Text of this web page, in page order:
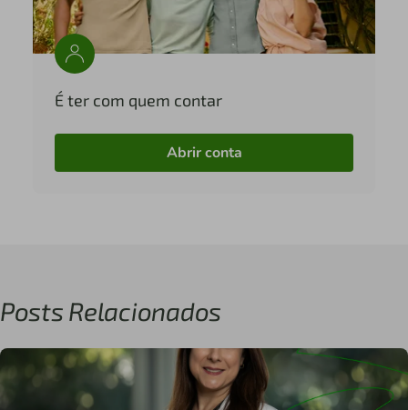
É ter com quem contar
Abrir conta
Posts Relacionados